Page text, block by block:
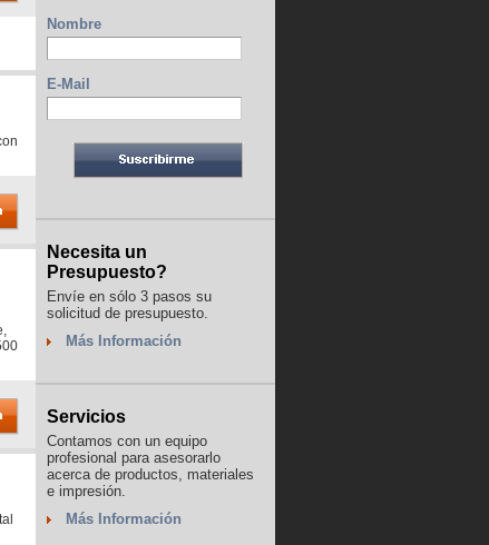
Nombre
E-Mail
Necesita un
Presupuesto?
Envíe en sólo 3 pasos su
solicitud de presupuesto.
Más Información
Servicios
Contamos con un equipo
profesional para asesorarlo
acerca de productos, materiales
e impresión.
Más Información